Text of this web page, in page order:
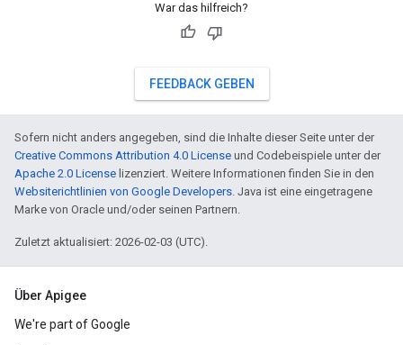
War das hilfreich?
FEEDBACK GEBEN
Sofern nicht anders angegeben, sind die Inhalte dieser Seite unter der
Creative Commons Attribution 4.0 License und Codebeispiele unter der
Apache 2.0 License lizenziert. Weitere Informationen finden Sie in den
Websiterichtlinien von Google Developers. Java ist eine eingetragene
Marke von Oracle und/oder seinen Partnern.
Zuletzt aktualisiert: 2026-02-03 (UTC).
Über Apigee
We're part of Google